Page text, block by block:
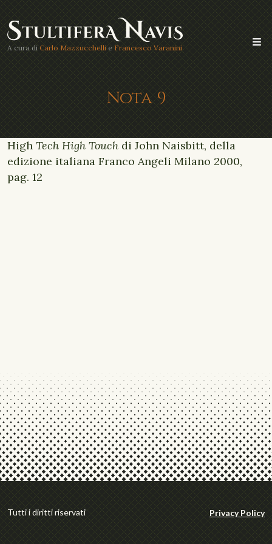
A cura di Carlo Mazzucchelli e Francesco Varanini
Nota 9
High Tech High Touch di John Naisbitt, della
edizione italiana Franco Angeli Milano 2000,
pag. 12
Tutti i diritti riservati Privacy Policy